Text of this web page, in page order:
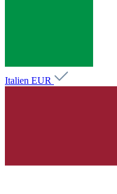
Italien EUR